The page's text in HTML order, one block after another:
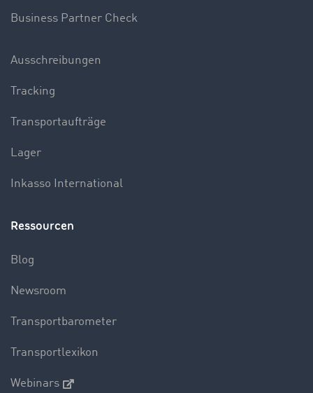
Business Partner Check
Ausschreibungen
Tracking
Transportaufträge
Lager
Inkasso International
Ressourcen
Blog
Newsroom
Transportbarometer
Transportlexikon
Webinars